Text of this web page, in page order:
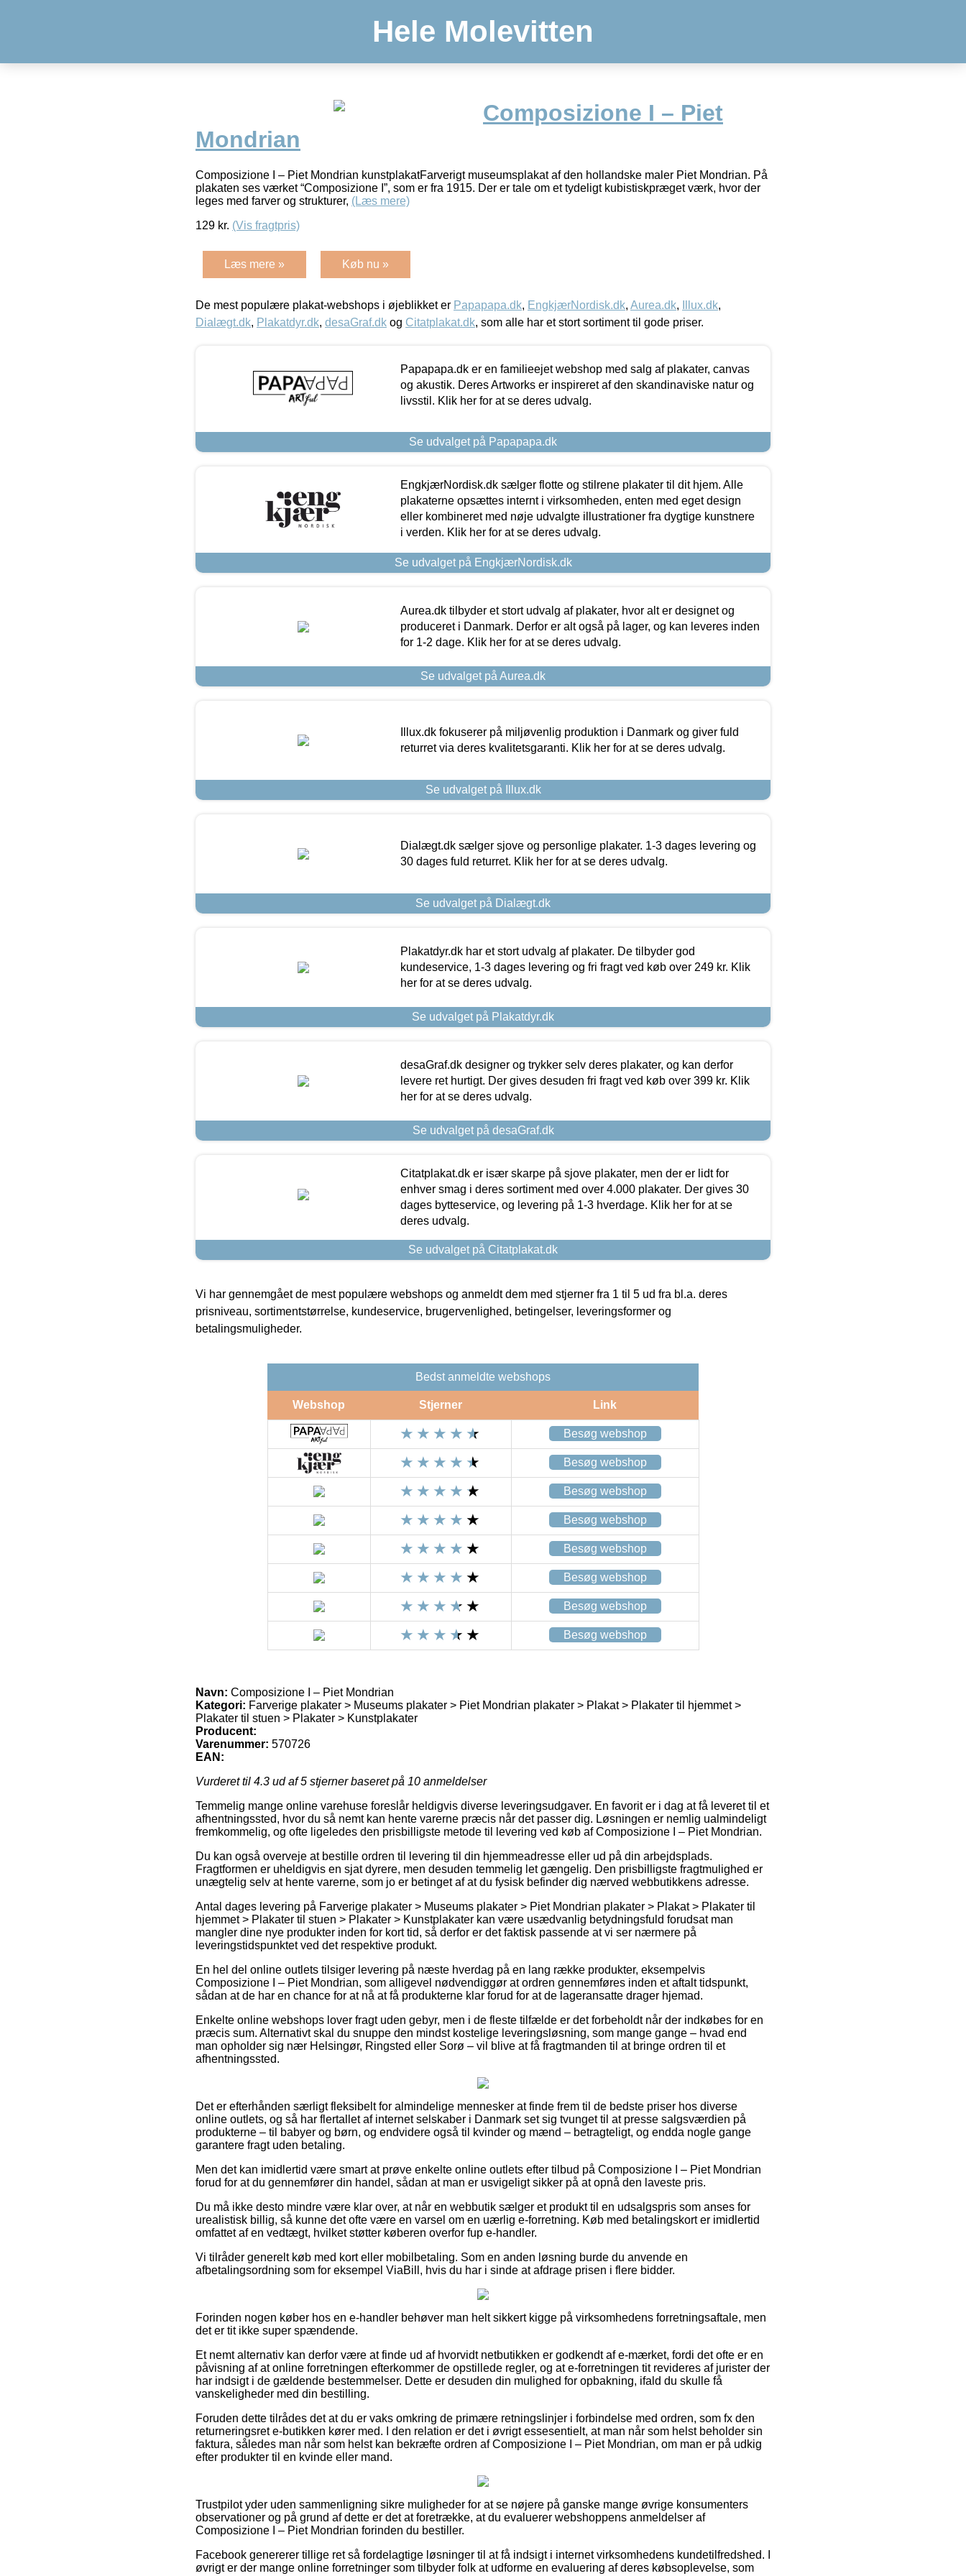
Hele Molevitten
Composizione I – Piet
Mondrian
Composizione I – Piet Mondrian kunstplakatFarverigt museumsplakat af den hollandske maler Piet Mondrian. På
plakaten ses værket “Composizione I”, som er fra 1915. Der er tale om et tydeligt kubistiskpræget værk, hvor der
leges med farver og strukturer, (Læs mere)
129 kr. (Vis fragtpris)
Læs mere » Køb nu »
De mest populære plakat-webshops i øjeblikket er Papapapa.dk, EngkjærNordisk.dk, Aurea.dk, Illux.dk,
Dialægt.dk, Plakatdyr.dk, desaGraf.dk og Citatplakat.dk, som alle har et stort sortiment til gode priser.
Papapapa.dk er en familieejet webshop med salg af plakater, canvas
og akustik. Deres Artworks er inspireret af den skandinaviske natur og
livsstil. Klik her for at se deres udvalg.
Se udvalget på Papapapa.dk
EngkjærNordisk.dk sælger flotte og stilrene plakater til dit hjem. Alle
plakaterne opsættes internt i virksomheden, enten med eget design
eller kombineret med nøje udvalgte illustrationer fra dygtige kunstnere
i verden. Klik her for at se deres udvalg.
Se udvalget på EngkjærNordisk.dk
Aurea.dk tilbyder et stort udvalg af plakater, hvor alt er designet og
produceret i Danmark. Derfor er alt også på lager, og kan leveres inden
for 1-2 dage. Klik her for at se deres udvalg.
Se udvalget på Aurea.dk
Illux.dk fokuserer på miljøvenlig produktion i Danmark og giver fuld
returret via deres kvalitetsgaranti. Klik her for at se deres udvalg.
Se udvalget på Illux.dk
Dialægt.dk sælger sjove og personlige plakater. 1-3 dages levering og
30 dages fuld returret. Klik her for at se deres udvalg.
Se udvalget på Dialægt.dk
Plakatdyr.dk har et stort udvalg af plakater. De tilbyder god
kundeservice, 1-3 dages levering og fri fragt ved køb over 249 kr. Klik
her for at se deres udvalg.
Se udvalget på Plakatdyr.dk
desaGraf.dk designer og trykker selv deres plakater, og kan derfor
levere ret hurtigt. Der gives desuden fri fragt ved køb over 399 kr. Klik
her for at se deres udvalg.
Se udvalget på desaGraf.dk
Citatplakat.dk er især skarpe på sjove plakater, men der er lidt for
enhver smag i deres sortiment med over 4.000 plakater. Der gives 30
dages bytteservice, og levering på 1-3 hverdage. Klik her for at se
deres udvalg.
Se udvalget på Citatplakat.dk
Vi har gennemgået de mest populære webshops og anmeldt dem med stjerner fra 1 til 5 ud fra bl.a. deres
prisniveau, sortimentstørrelse, kundeservice, brugervenlighed, betingelser, leveringsformer og
betalingsmuligheder.
Bedst anmeldte webshops
Webshop Stjerner Link
Besøg webshop
Besøg webshop
Besøg webshop
Besøg webshop
Besøg webshop
Besøg webshop
Besøg webshop
Besøg webshop
Navn: Composizione I – Piet Mondrian
Kategori: Farverige plakater > Museums plakater > Piet Mondrian plakater > Plakat > Plakater til hjemmet >
Plakater til stuen > Plakater > Kunstplakater
Producent:
Varenummer: 570726
EAN:
Vurderet til 4.3 ud af 5 stjerner baseret på 10 anmeldelser
Temmelig mange online varehuse foreslår heldigvis diverse leveringsudgaver. En favorit er i dag at få leveret til et
afhentningssted, hvor du så nemt kan hente varerne præcis når det passer dig. Løsningen er nemlig ualmindeligt
fremkommelig, og ofte ligeledes den prisbilligste metode til levering ved køb af Composizione I – Piet Mondrian.
Du kan også overveje at bestille ordren til levering til din hjemmeadresse eller ud på din arbejdsplads.
Fragtformen er uheldigvis en sjat dyrere, men desuden temmelig let gængelig. Den prisbilligste fragtmulighed er
unægtelig selv at hente varerne, som jo er betinget af at du fysisk befinder dig nærved webbutikkens adresse.
Antal dages levering på Farverige plakater > Museums plakater > Piet Mondrian plakater > Plakat > Plakater til
hjemmet > Plakater til stuen > Plakater > Kunstplakater kan være usædvanlig betydningsfuld forudsat man
mangler dine nye produkter inden for kort tid, så derfor er det faktisk passende at vi ser nærmere på
leveringstidspunktet ved det respektive produkt.
En hel del online outlets tilsiger levering på næste hverdag på en lang række produkter, eksempelvis
Composizione I – Piet Mondrian, som alligevel nødvendiggør at ordren gennemføres inden et aftalt tidspunkt,
sådan at de har en chance for at nå at få produkterne klar forud for at de lageransatte drager hjemad.
Enkelte online webshops lover fragt uden gebyr, men i de fleste tilfælde er det forbeholdt når der indkøbes for en
præcis sum. Alternativt skal du snuppe den mindst kostelige leveringsløsning, som mange gange – hvad end
man opholder sig nær Helsingør, Ringsted eller Sorø – vil blive at få fragtmanden til at bringe ordren til et
afhentningssted.
Det er efterhånden særligt fleksibelt for almindelige mennesker at finde frem til de bedste priser hos diverse
online outlets, og så har flertallet af internet selskaber i Danmark set sig tvunget til at presse salgsværdien på
produkterne – til babyer og børn, og endvidere også til kvinder og mænd – betragteligt, og endda nogle gange
garantere fragt uden betaling.
Men det kan imidlertid være smart at prøve enkelte online outlets efter tilbud på Composizione I – Piet Mondrian
forud for at du gennemfører din handel, sådan at man er usvigeligt sikker på at opnå den laveste pris.
Du må ikke desto mindre være klar over, at når en webbutik sælger et produkt til en udsalgspris som anses for
urealistisk billig, så kunne det ofte være en varsel om en uærlig e-forretning. Køb med betalingskort er imidlertid
omfattet af en vedtægt, hvilket støtter køberen overfor fup e-handler.
Vi tilråder generelt køb med kort eller mobilbetaling. Som en anden løsning burde du anvende en
afbetalingsordning som for eksempel ViaBill, hvis du har i sinde at afdrage prisen i flere bidder.
Forinden nogen køber hos en e-handler behøver man helt sikkert kigge på virksomhedens forretningsaftale, men
det er tit ikke super spændende.
Et nemt alternativ kan derfor være at finde ud af hvorvidt netbutikken er godkendt af e-mærket, fordi det ofte er en
påvisning af at online forretningen efterkommer de opstillede regler, og at e-forretningen tit revideres af jurister der
har indsigt i de gældende bestemmelser. Dette er desuden din mulighed for opbakning, ifald du skulle få
vanskeligheder med din bestilling.
Foruden dette tilrådes det at du er vaks omkring de primære retningslinjer i forbindelse med ordren, som fx den
returneringsret e-butikken kører med. I den relation er det i øvrigt essesentielt, at man når som helst beholder sin
faktura, således man når som helst kan bekræfte ordren af Composizione I – Piet Mondrian, om man er på udkig
efter produkter til en kvinde eller mand.
Trustpilot yder uden sammenligning sikre muligheder for at se nøjere på ganske mange øvrige konsumenters
observationer og på grund af dette er det at foretrække, at du evaluerer webshoppens anmeldelser af
Composizione I – Piet Mondrian forinden du bestiller.
Facebook genererer tillige ret så fordelagtige løsninger til at få indsigt i internet virksomhedens kundetilfredshed. I
øvrigt er der mange online forretninger som tilbyder folk at udforme en evaluering af deres købsoplevelse, som